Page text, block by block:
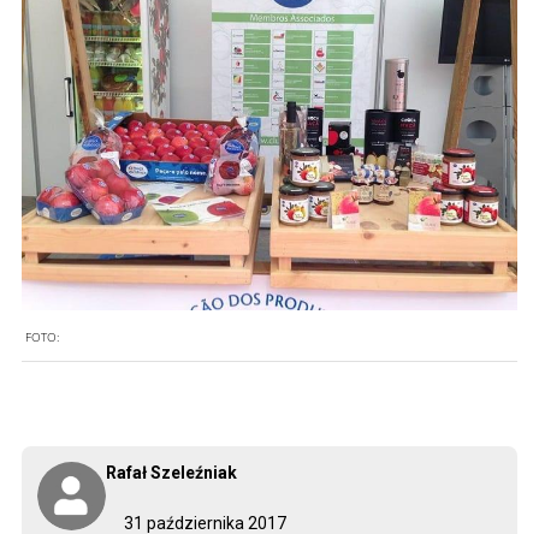
31 października 2017
Rafał Szeleźniak
FOTO: